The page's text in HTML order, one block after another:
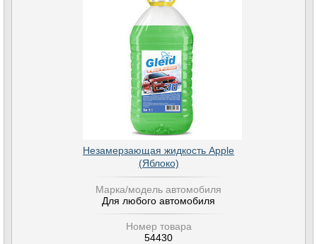
Незамерзающая жидкость Apple
(Яблоко)
Марка/модель автомобиля
Для любого автомобиля
Номер товара
54430